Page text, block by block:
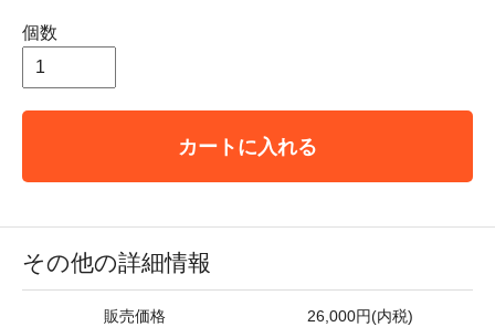
個数
カートに入れる
その他の詳細情報
販売価格 26,000円(内税)